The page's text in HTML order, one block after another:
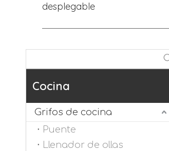
desplegable
Cocina
Grifos de cocina
Puente
Llenador de ollas